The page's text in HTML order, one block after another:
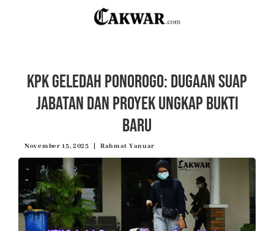
KPK Geledah Ponorogo: Dugaan Suap
Jabatan dan Proyek Ungkap Bukti
Baru
November 15, 2025 Rahmat Yanuar